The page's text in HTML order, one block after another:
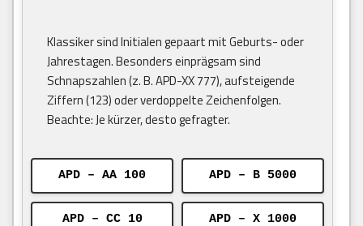
Klassiker sind Initialen gepaart mit Geburts- oder
Jahrestagen. Besonders einprägsam sind
Schnapszahlen (z. B. APD-XX 777), aufsteigende
Ziffern (123) oder verdoppelte Zeichenfolgen.
Beachte: Je kürzer, desto gefragter.
APD – AA 100 APD – B 5000
APD – CC 10 APD – X 1000